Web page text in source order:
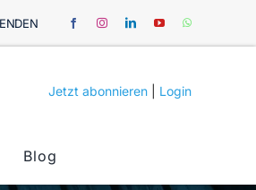
Jetzt abonnieren Login
Blog